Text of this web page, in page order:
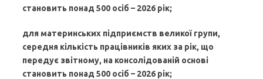
становить понад 500 осіб – 2026 рік;
для материнських підприємств великої групи,
середня кількість працівників яких за рік, що
передує звітному, на консолідованій основі
становить понад 500 осіб – 2026 рік;